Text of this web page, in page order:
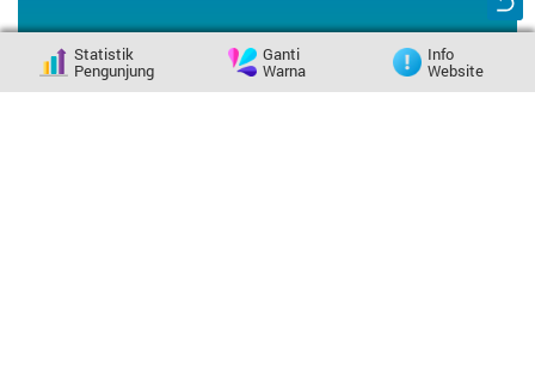
MEDIA SOSIAL
Statistik
Pengunjung
Ganti
Warna
Info
Website